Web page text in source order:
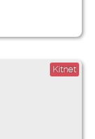
Kitnet